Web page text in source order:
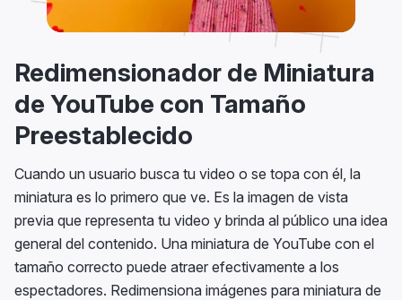
Redimensionador de Miniatura
de YouTube con Tamaño
Preestablecido
Cuando un usuario busca tu video o se topa con él, la
miniatura es lo primero que ve. Es la imagen de vista
previa que representa tu video y brinda al público una idea
general del contenido. Una miniatura de YouTube con el
tamaño correcto puede atraer efectivamente a los
espectadores. Redimensiona imágenes para miniatura de